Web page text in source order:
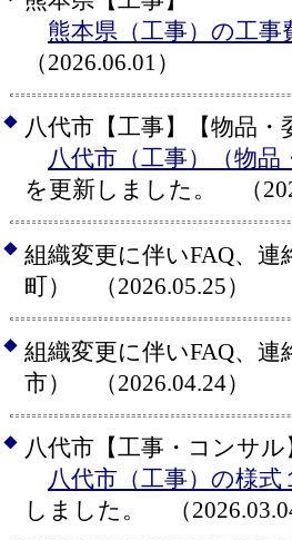
熊本県（工事）の工事
（2026.06.01）
◆ 八代市【工事】【物品・
八代市（工事）（物
を更新しました。 （
◆ 組織変更に伴いFAQ、
町） （2026.05.25）
◆ 組織変更に伴いFAQ、
市） （2026.04.24）
◆ 八代市【工事・コンサル
八代市（工事）の様
しました。 （